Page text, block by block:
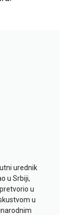
urednik
u Srbiji,
u
u